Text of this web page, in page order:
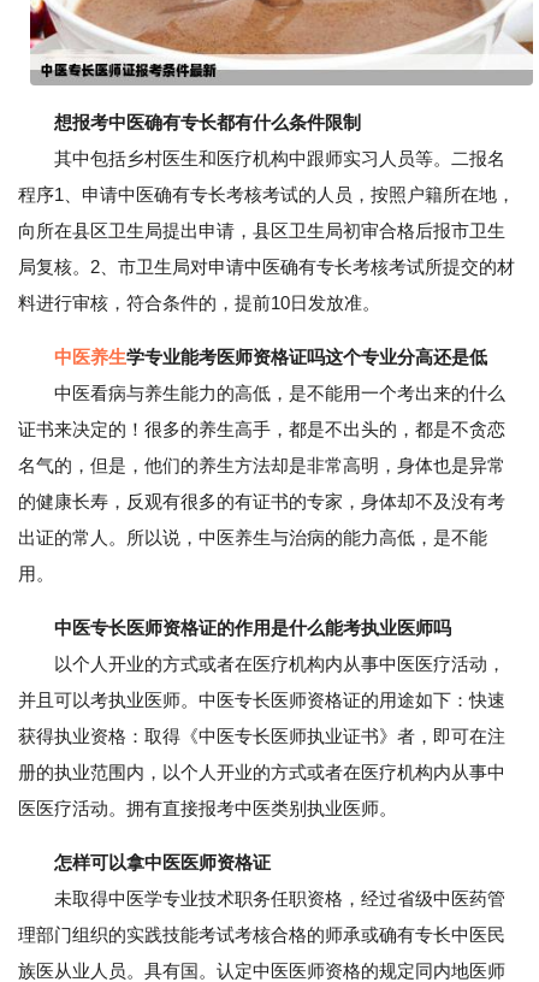
想报考中医确有专长都有什么条件限制
其中包括乡村医生和医疗机构中跟师实习人员等。二报名
程序1、申请中医确有专长考核考试的人员，按照户籍所在地，
向所在县区卫生局提出申请，县区卫生局初审合格后报市卫生
局复核。2、市卫生局对申请中医确有专长考核考试所提交的材
料进行审核，符合条件的，提前10日发放准。
中医养生学专业能考医师资格证吗这个专业分高还是低
中医看病与养生能力的高低，是不能用一个考出来的什么
证书来决定的！很多的养生高手，都是不出头的，都是不贪恋
名气的，但是，他们的养生方法却是非常高明，身体也是异常
的健康长寿，反观有很多的有证书的专家，身体却不及没有考
出证的常人。所以说，中医养生与治病的能力高低，是不能
用。
中医专长医师资格证的作用是什么能考执业医师吗
以个人开业的方式或者在医疗机构内从事中医医疗活动，
并且可以考执业医师。中医专长医师资格证的用途如下：快速
获得执业资格：取得《中医专长医师执业证书》者，即可在注
册的执业范围内，以个人开业的方式或者在医疗机构内从事中
医医疗活动。拥有直接报考中医类别执业医师。
怎样可以拿中医医师资格证
未取得中医学专业技术职务任职资格，经过省级中医药管
理部门组织的实践技能考试考核合格的师承或确有专长中医民
族医从业人员。具有国。认定中医医师资格的规定同内地医师